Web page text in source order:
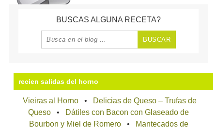
BUSCAS ALGUNA RECETA?
recien salidas del horno
Vieiras al Horno
Delicias de Queso – Trufas de
Queso
Dátiles con Bacon con Glaseado de
Bourbon y Miel de Romero
Mantecados de